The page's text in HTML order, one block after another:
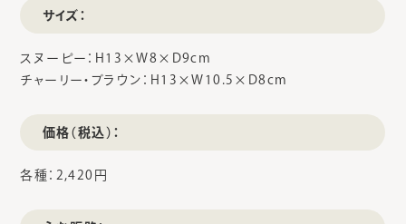
サイズ：
スヌーピー：H13×W8×D9cm
チャーリー・ブラウン：H13×W10.5×D8cm
価格（税込）：
各種：2,420円